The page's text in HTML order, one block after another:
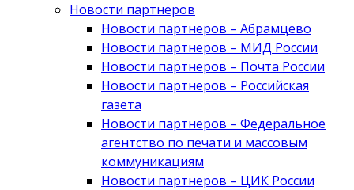
Новости партнеров
Новости партнеров – Абрамцево
Новости партнеров – МИД России
Новости партнеров – Почта России
Новости партнеров – Российская
газета
Новости партнеров – Федеральное
агентство по печати и массовым
коммуникациям
Новости партнеров – ЦИК России